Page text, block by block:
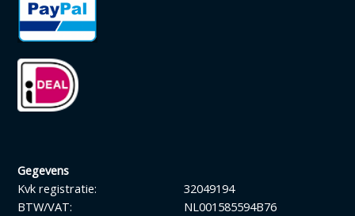
Gegevens
Kvk registratie:
BTW/VAT:
32049194
NL001585594B76